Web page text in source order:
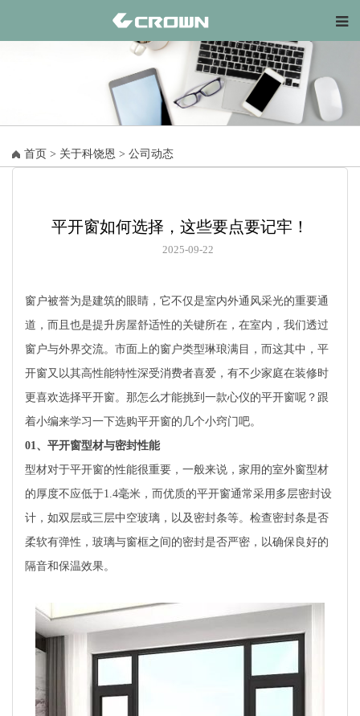
首页 > 关于科饶恩 > 公司动态
平开窗如何选择，这些要点要记牢！
2025-09-22
窗户被誉为是建筑的眼睛，它不仅是室内外通风采光的重要通
道，而且也是提升房屋舒适性的关键所在，在室内，我们透过
窗户与外界交流。市面上的窗户类型琳琅满目，而这其中，平
开窗又以其高性能特性深受消费者喜爱，有不少家庭在装修时
更喜欢选择平开窗。那怎么才能挑到一款心仪的平开窗呢？跟
着小编来学习一下选购平开窗的几个小窍门吧。
01、平开窗型材与密封性能
型材对于平开窗的性能很重要，一般来说，家用的室外窗型材
的厚度不应低于1.4毫米，而优质的平开窗通常采用多层密封设
计，如双层或三层中空玻璃，以及密封条等。检查密封条是否
柔软有弹性，玻璃与窗框之间的密封是否严密，以确保良好的
隔音和保温效果。